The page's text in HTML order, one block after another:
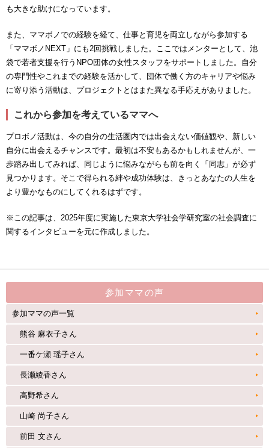
も大きな助けになっています。
また、ママボノでの経験を経て、仕事と育児を両立しながら参加する
「ママボノNEXT」にも2回挑戦しました。ここではメンターとして、池
袋で若者支援を行うNPO団体の女性スタッフをサポートしました。自分
の専門性やこれまでの経験を活かして、団体で働く方のキャリアや悩み
に寄り添う活動は、プロジェクトとはまた異なる手応えがありました。
これから参加を考えているママへ
プロボノ活動は、今の自分の生活圏内では出会えない価値観や、新しい
自分に出会えるチャンスです。最初は不安もあるかもしれませんが、一
歩踏み出してみれば、同じように悩みながらも前を向く「同志」が必ず
見つかります。そこで得られる絆や成功体験は、きっとあなたの人生を
より豊かなものにしてくれるはずです。
※この記事は、2025年度に実施した東京大学社会学研究室の社会調査に
関するインタビューを元に作成しました。
参加ママの声
参加ママの声一覧
熊谷 麻衣子さん
一番ケ瀬 瑶子さん
長瀬綾香さん
高野希さん
山崎 尚子さん
前田 文さん